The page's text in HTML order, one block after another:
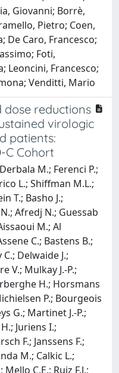
Giovanni; Borrè,
Pietro; Coen,
De Caro, Francesco;
Foti,
Leoncini, Francesco;
Venditti, Mario
reductions
virologic
patients:
C Cohort
M.; Ferenci P.;
L.; Shiffman M.L.;
T.; Basho J.;
Afredj N.; Guessab
M.; Al
C.; Bastens B.;
Delwaide J.;
V.; Mulkay J.-P.;
H.; Horsmans
P.; Bourgeois
G.; Martinet J.-P.;
Juriens I.;
F.; Janssens F.;
M.; Calkic L.;
C.E.; Ruiz F.J.;